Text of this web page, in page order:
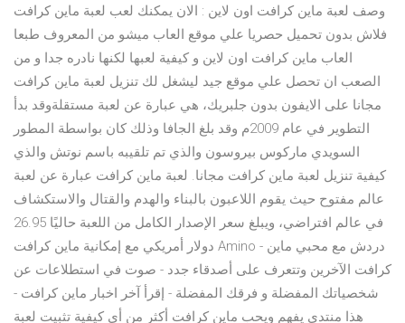
وصف لعبة ماين كرافت اون لاين : الان يمكنك لعب لعبة ماين كرافت
فلاش بدون تحميل حصريا علي موقع العاب ميشو من المعروف طبعا
العاب ماين كرافت اون لاين و كيفية لعبها لكنها نادره جدا و من
الصعب ان تحصل علي موقع جيد ليشغل لك تنزيل لعبة ماين كرافت
مجانا على الايفون بدون جلبريك، هي عبارة عن لعبة مستقلةوقد بدأ
التطوير في عام 2009م وقد بلغ الجافا وذلك كان بواسطة المطور
السويدي ماركوس بيروسون والذي تم تلقيبه باسم نوتش والذي
كيفية تنزيل لعبة ماين كرافت مجانا. لعبة ماين كرافت عبارة عن لعبة
عالم مفتوح حيث يقوم اللاعبون بالبناء والهدم والقتال والاستكشاف
في عالم افتراضي، ويبلغ سعر الإصدار الكامل من اللعبة حاليًا 26.95
دولار أمريكي مع إمكانية ماين كرافت Amino - دردش مع محبي ماين
كرافت الآخرين وتتعرف على أصدقاء جدد - صوت في استطلاعات عن
شخصياتك المفضلة و فرقك المفضلة - إقرأ آخر اخبار ماين كرافت -
هذا منتدى يفهم ويحب ماين كرافت أكثر من أي كيفية تثبيت لعبة